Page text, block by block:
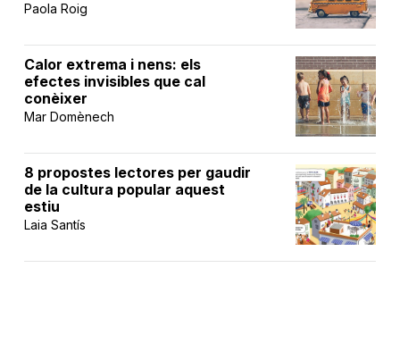
Paola Roig
Calor extrema i nens: els
efectes invisibles que cal
conèixer
Mar Domènech
8 propostes lectores per gaudir
de la cultura popular aquest
estiu
Laia Santís